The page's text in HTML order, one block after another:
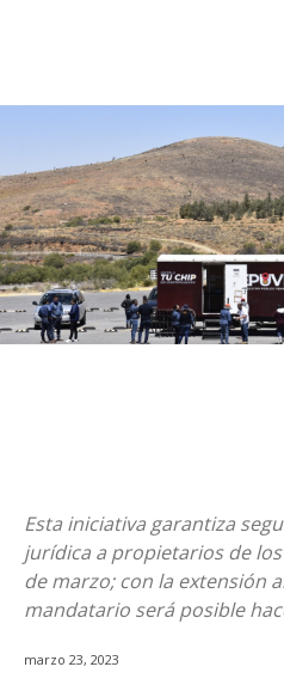
Esta iniciativa garantiza
jurídica a propietarios de
de marzo; con la extensión
mandatario será posible
marzo 23, 2023